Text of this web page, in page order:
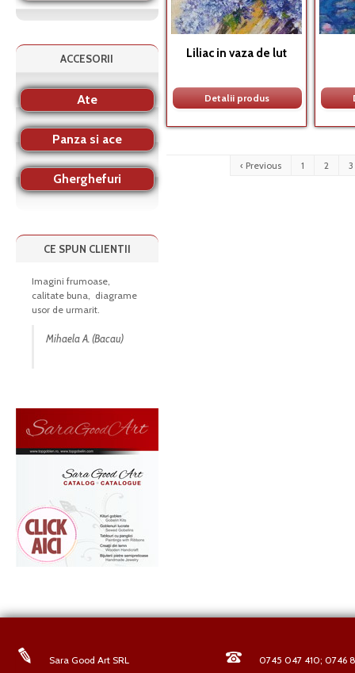
Liliac in vaza de lut
Detalii produs
‹ Previous 1 2 3
ACCESORII
Ate
Panza si ace
Gherghefuri
CE SPUN CLIENTII
Imagini frumoase,
calitate buna, diagrame
usor de urmarit.
Mihaela A. (Bacau)
Sara Good Art SRL 0745 047 410; 0746